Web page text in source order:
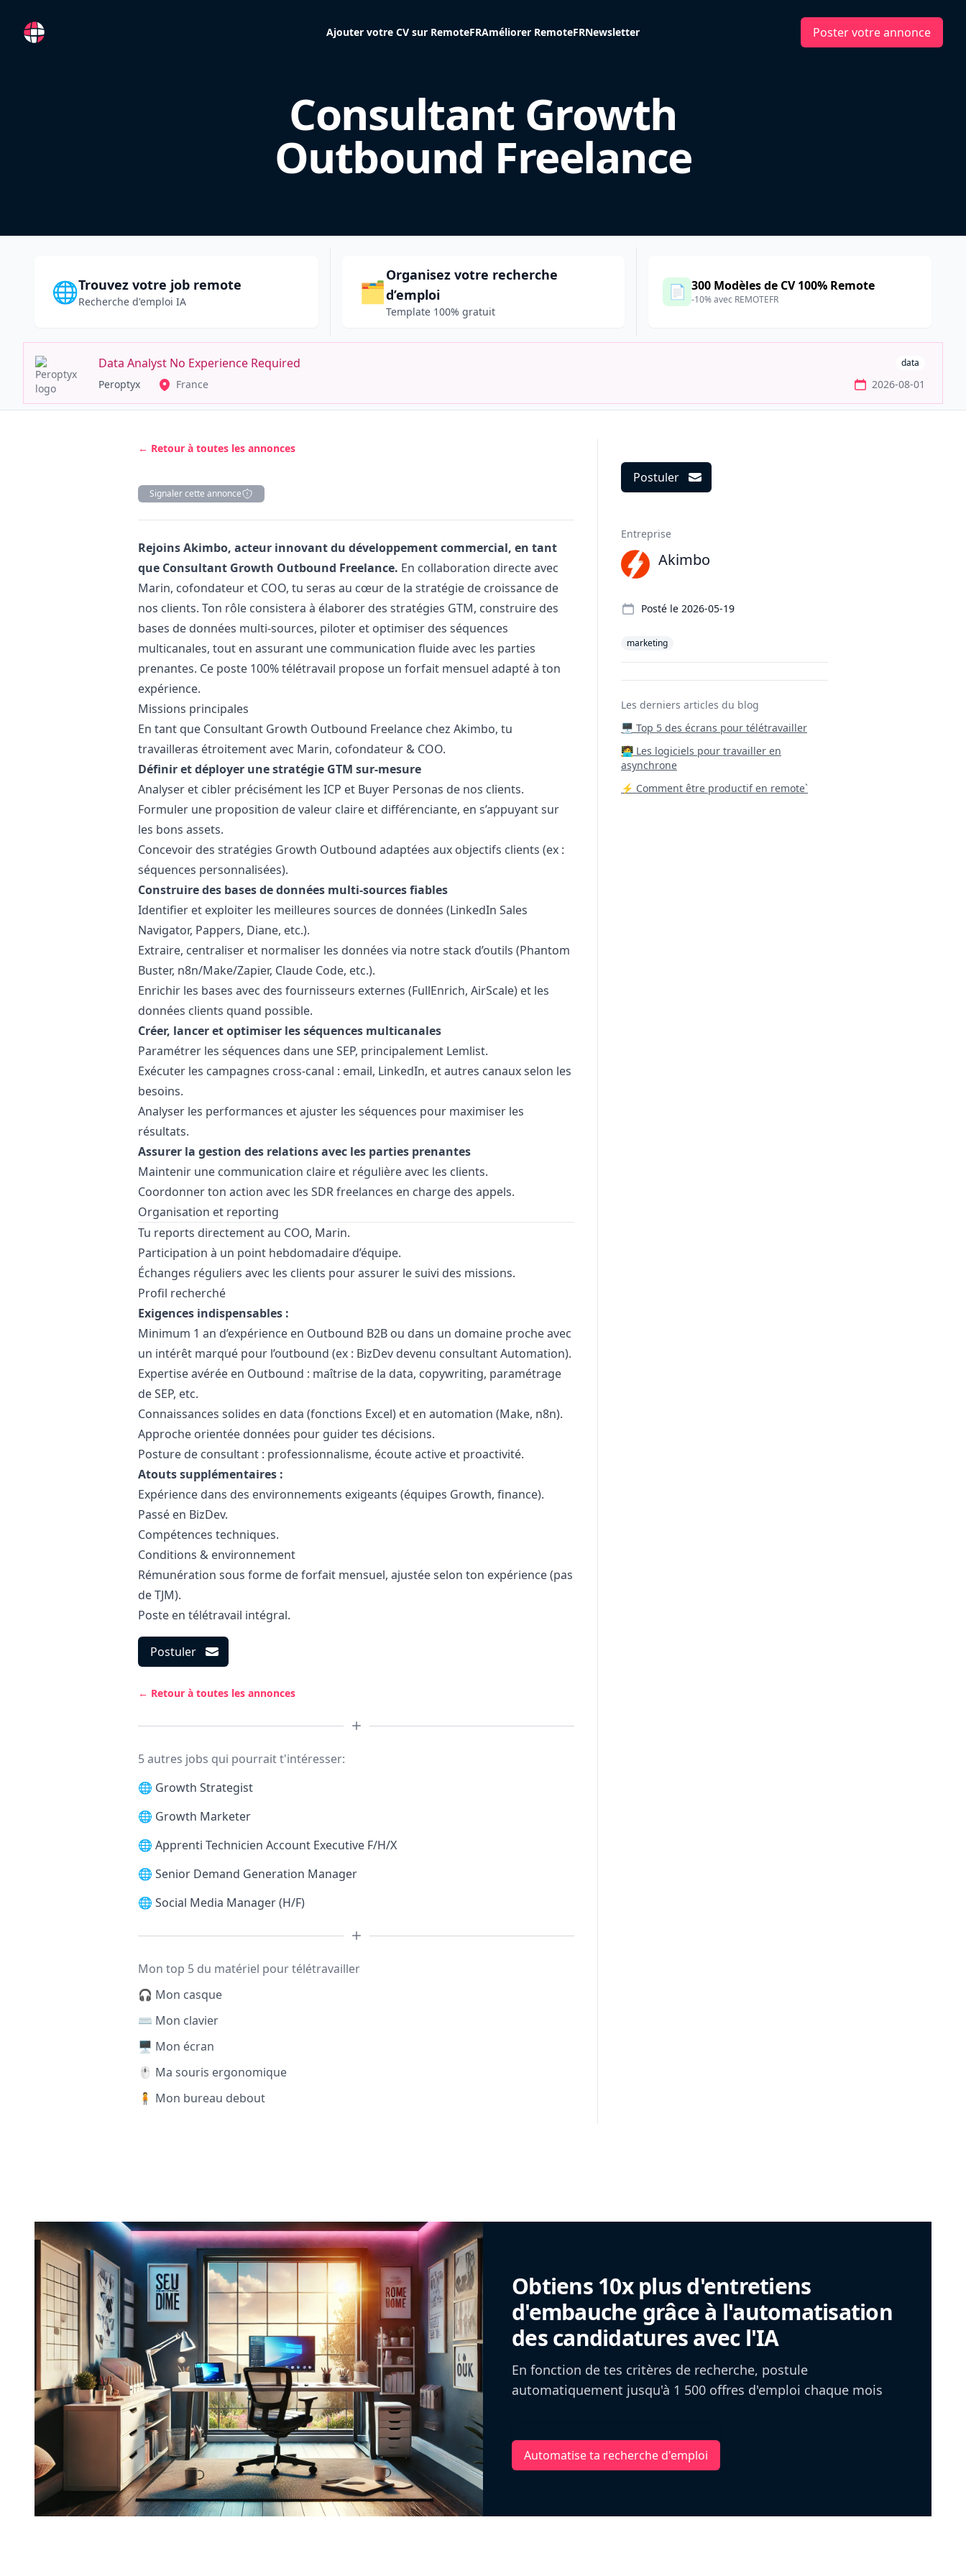
RemoteFR Ajouter votre CV sur RemoteFRAméliorer RemoteFRNewsletter Poster votre annonce
Consultant Growth
Outbound Freelance
🌐Trouvez votre job remote
Recherche d'emploi IA 🗂️
Organisez votre recherche
d’emploi
Template 100% gratuit
📄 300 Modèles de CV 100% Remote
-10% avec REMOTEFR
Data Analyst No Experience Required data
Peroptyx France 2026-08-01
← Retour à toutes les annonces
Signaler cette annonce
Description
Rejoins Akimbo, acteur innovant du développement commercial, en tant
que Consultant Growth Outbound Freelance. En collaboration directe avec
Marin, cofondateur et COO, tu seras au cœur de la stratégie de croissance de
nos clients. Ton rôle consistera à élaborer des stratégies GTM, construire des
bases de données multi-sources, piloter et optimiser des séquences
multicanales, tout en assurant une communication fluide avec les parties
prenantes. Ce poste 100% télétravail propose un forfait mensuel adapté à ton
expérience.
Missions principales
En tant que Consultant Growth Outbound Freelance chez Akimbo, tu
travailleras étroitement avec Marin, cofondateur & COO.
Définir et déployer une stratégie GTM sur-mesure
Analyser et cibler précisément les ICP et Buyer Personas de nos clients.
Formuler une proposition de valeur claire et différenciante, en s’appuyant sur
les bons assets.
Concevoir des stratégies Growth Outbound adaptées aux objectifs clients (ex :
séquences personnalisées).
Construire des bases de données multi-sources fiables
Identifier et exploiter les meilleures sources de données (LinkedIn Sales
Navigator, Pappers, Diane, etc.).
Extraire, centraliser et normaliser les données via notre stack d’outils (Phantom
Buster, n8n/Make/Zapier, Claude Code, etc.).
Enrichir les bases avec des fournisseurs externes (FullEnrich, AirScale) et les
données clients quand possible.
Créer, lancer et optimiser les séquences multicanales
Paramétrer les séquences dans une SEP, principalement Lemlist.
Exécuter les campagnes cross-canal : email, LinkedIn, et autres canaux selon les
besoins.
Analyser les performances et ajuster les séquences pour maximiser les
résultats.
Assurer la gestion des relations avec les parties prenantes
Maintenir une communication claire et régulière avec les clients.
Coordonner ton action avec les SDR freelances en charge des appels.
Organisation et reporting
Tu reports directement au COO, Marin.
Participation à un point hebdomadaire d’équipe.
Échanges réguliers avec les clients pour assurer le suivi des missions.
Profil recherché
Exigences indispensables :
Minimum 1 an d’expérience en Outbound B2B ou dans un domaine proche avec
un intérêt marqué pour l’outbound (ex : BizDev devenu consultant Automation).
Expertise avérée en Outbound : maîtrise de la data, copywriting, paramétrage
de SEP, etc.
Connaissances solides en data (fonctions Excel) et en automation (Make, n8n).
Approche orientée données pour guider tes décisions.
Posture de consultant : professionnalisme, écoute active et proactivité.
Atouts supplémentaires :
Expérience dans des environnements exigeants (équipes Growth, finance).
Passé en BizDev.
Compétences techniques.
Conditions & environnement
Rémunération sous forme de forfait mensuel, ajustée selon ton expérience (pas
de TJM).
Poste en télétravail intégral.
Postuler
← Retour à toutes les annonces
5 autres jobs qui pourrait t'intéresser:
🌐 Growth Strategist
🌐 Growth Marketer
🌐 Apprenti Technicien Account Executive F/H/X
🌐 Senior Demand Generation Manager
🌐 Social Media Manager (H/F)
Mon top 5 du matériel pour télétravailler
🎧 Mon casque
⌨️ Mon clavier
🖥️ Mon écran
🖱️ Ma souris ergonomique
🧍 Mon bureau debout
Postuler
Entreprise
Akimbo
Posté le 2026-05-19
marketing
Les derniers articles du blog
🖥️ Top 5 des écrans pour télétravailler
‍🧑‍💻 Les logiciels pour travailler en
asynchrone
⚡ Comment être productif en remote`
Obtiens 10x plus d'entretiens
d'embauche grâce à l'automatisation
des candidatures avec l'IA
En fonction de tes critères de recherche, postule
automatiquement jusqu'à 1 500 offres d'emploi chaque mois
Automatise ta recherche d'emploi